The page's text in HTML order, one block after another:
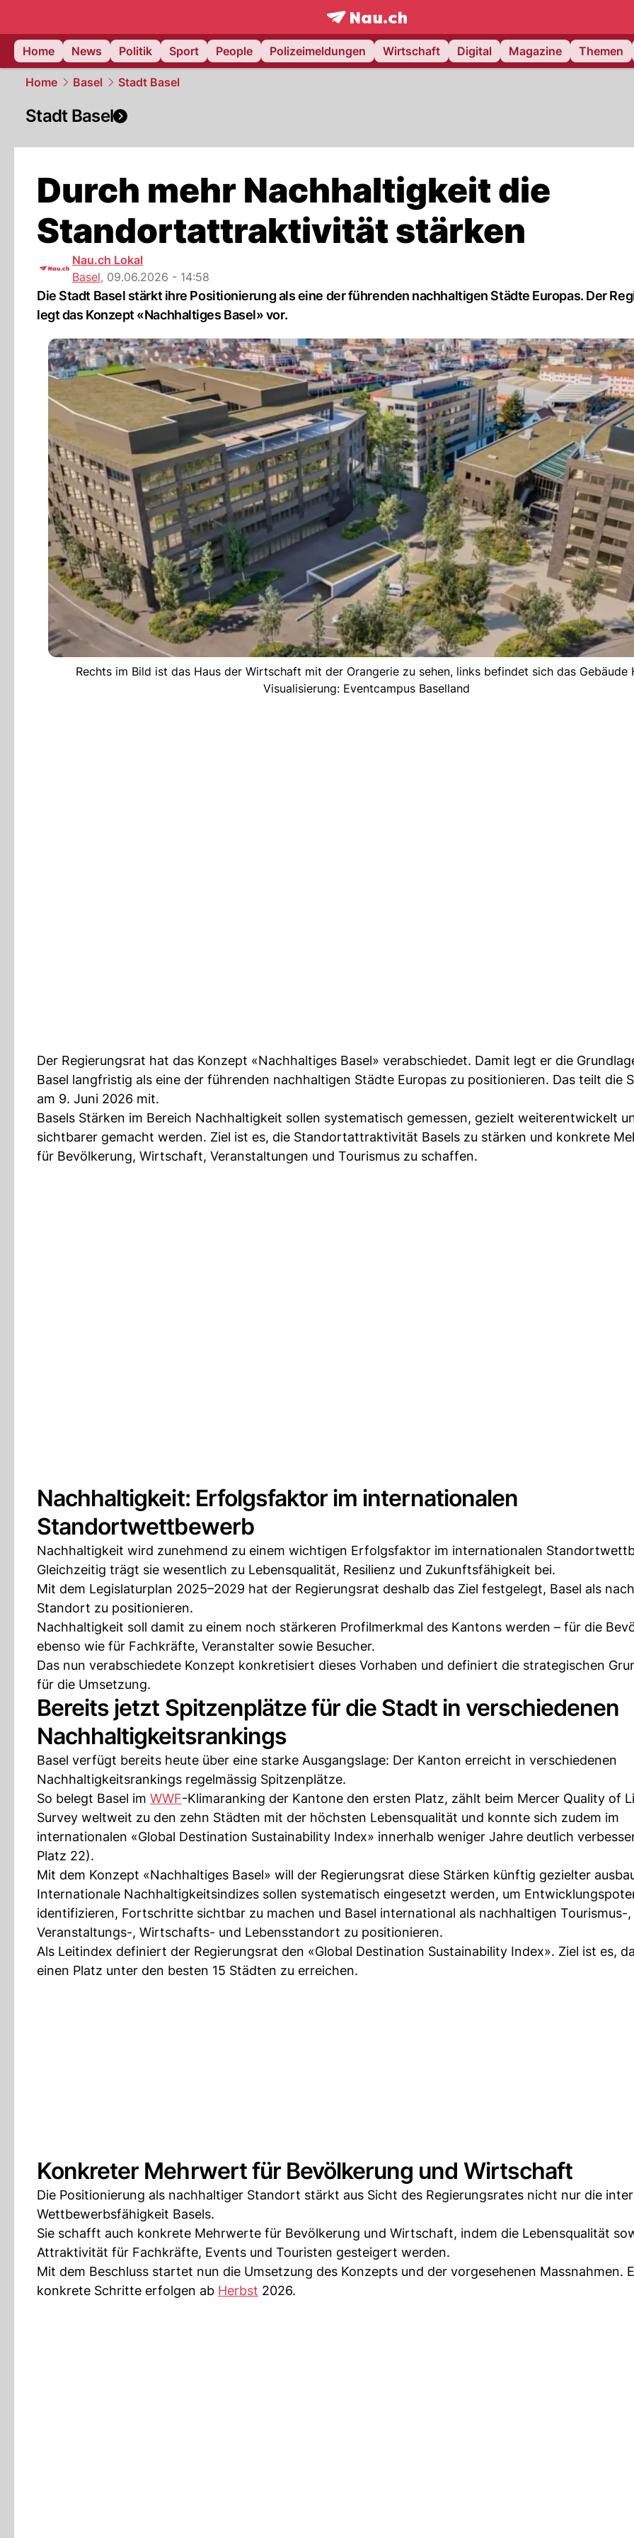
frontpage.NAU.ch
Home
News Politik Sport People Polizeimeldungen Wirtschaft Digital Magazine Themen
Home Basel Stadt Basel
Stadt Basel
Durch mehr Nachhaltigkeit die
Standortattraktivität stärken
Nau.ch Lokal
Basel, 09.06.2026 - 14:58
Die Stadt Basel stärkt ihre Positionierung als eine der führenden nachhaltigen Städte Europas. Der
legt das Konzept «Nachhaltiges Basel» vor.
Rechts im Bild ist das Haus der Wirtschaft mit der Orangerie zu sehen, links befindet sich das Gebäude
Visualisierung: Eventcampus Baselland
Der Regierungsrat hat das Konzept «Nachhaltiges Basel» verabschiedet. Damit legt er die
Basel langfristig als eine der führenden nachhaltigen Städte Europas zu positionieren. Das teilt die
am 9. Juni 2026 mit.
Basels Stärken im Bereich Nachhaltigkeit sollen systematisch gemessen, gezielt weiterentwickelt
sichtbarer gemacht werden. Ziel ist es, die Standortattraktivität Basels zu stärken und konkrete
für Bevölkerung, Wirtschaft, Veranstaltungen und Tourismus zu schaffen.
Nachhaltigkeit: Erfolgsfaktor im internationalen
Standortwettbewerb
Nachhaltigkeit wird zunehmend zu einem wichtigen Erfolgsfaktor im internationalen
Gleichzeitig trägt sie wesentlich zu Lebensqualität, Resilienz und Zukunftsfähigkeit bei.
Mit dem Legislaturplan 2025–2029 hat der Regierungsrat deshalb das Ziel festgelegt, Basel als
Standort zu positionieren.
Nachhaltigkeit soll damit zu einem noch stärkeren Profilmerkmal des Kantons werden – für die
ebenso wie für Fachkräfte, Veranstalter sowie Besucher.
Das nun verabschiedete Konzept konkretisiert dieses Vorhaben und definiert die strategischen
für die Umsetzung.
Bereits jetzt Spitzenplätze für die Stadt in verschiedenen
Nachhaltigkeitsrankings
Basel verfügt bereits heute über eine starke Ausgangslage: Der Kanton erreicht in verschiedenen
Nachhaltigkeitsrankings regelmässig Spitzenplätze.
So belegt Basel im WWF-Klimaranking der Kantone den ersten Platz, zählt beim Mercer Quality of
Survey weltweit zu den zehn Städten mit der höchsten Lebensqualität und konnte sich zudem im
internationalen «Global Destination Sustainability Index» innerhalb weniger Jahre deutlich
Platz 22).
Mit dem Konzept «Nachhaltiges Basel» will der Regierungsrat diese Stärken künftig gezielter
Internationale Nachhaltigkeitsindizes sollen systematisch eingesetzt werden, um
identifizieren, Fortschritte sichtbar zu machen und Basel international als nachhaltigen Tourismus-,
Veranstaltungs-, Wirtschafts- und Lebensstandort zu positionieren.
Als Leitindex definiert der Regierungsrat den «Global Destination Sustainability Index». Ziel ist es,
einen Platz unter den besten 15 Städten zu erreichen.
Konkreter Mehrwert für Bevölkerung und Wirtschaft
Die Positionierung als nachhaltiger Standort stärkt aus Sicht des Regierungsrates nicht nur die
Wettbewerbsfähigkeit Basels.
Sie schafft auch konkrete Mehrwerte für Bevölkerung und Wirtschaft, indem die Lebensqualität
Attraktivität für Fachkräfte, Events und Touristen gesteigert werden.
Mit dem Beschluss startet nun die Umsetzung des Konzepts und der vorgesehenen Massnahmen.
konkrete Schritte erfolgen ab Herbst 2026.